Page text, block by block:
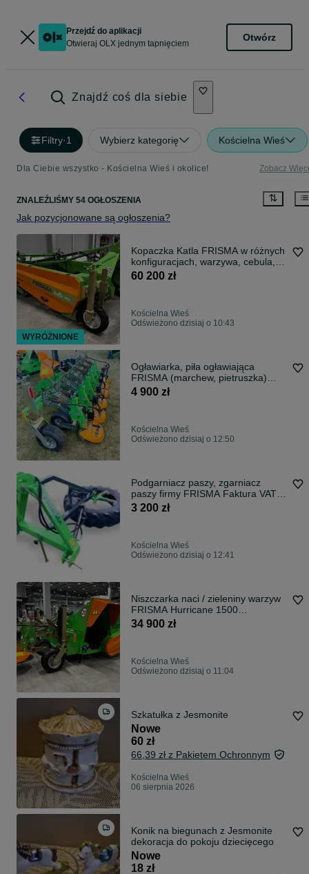
Przejdź do aplikacji
Otwieraj OLX jednym tapnięciem
Otwórz
Znajdź coś dla siebie
Filtry·1 Wybierz kategorię Kościelna Wieś
Dla Ciebie wszystko - Kościelna Wieś i okolice! Zobacz
ZNALEŹLIŚMY 54 OGŁOSZENIA
Jak pozycjonowane są ogłoszenia?
Kopaczka Katla FRISMA w różnych
konfiguracjach, warzywa, cebula,
burak
60 200 zł
Kościelna Wieś
Odświeżono dzisiaj o 10:43
Ogławiarka, piła ogławiająca
FRISMA (marchew, pietruszka)
GWARANCJA!!!
4 900 zł
Kościelna Wieś
Odświeżono dzisiaj o 12:50
Podgarniacz paszy, zgarniacz
paszy firmy FRISMA Faktura VAT,
Gwarancja
3 200 zł
Kościelna Wieś
Odświeżono dzisiaj o 12:41
Niszczarka naci / zieleniny warzyw
FRISMA Hurricane 1500
ogławiarka
34 900 zł
Kościelna Wieś
Odświeżono dzisiaj o 11:04
Szkatułka z Jesmonite
Nowe
60 zł
66,39 zł z Pakietem Ochronnym
Kościelna Wieś
06 sierpnia 2026
Konik na biegunach z Jesmonite
dekoracja do pokoju dziecięcego
Nowe
18 zł
WYRÓŻNIONE